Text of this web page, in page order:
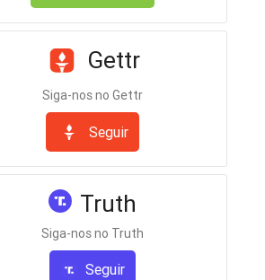
Gettr
Siga-nos no Gettr
Seguir
Truth
Siga-nos no Truth
Seguir